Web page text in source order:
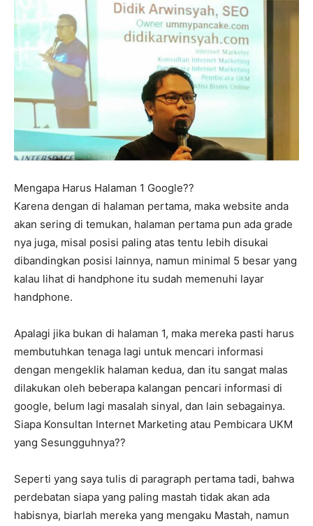
Mengapa Harus Halaman 1 Google??
Karena dengan di halaman pertama, maka website anda
akan sering di temukan, halaman pertama pun ada grade
nya juga, misal posisi paling atas tentu lebih disukai
dibandingkan posisi lainnya, namun minimal 5 besar yang
kalau lihat di handphone itu sudah memenuhi layar
handphone.
Apalagi jika bukan di halaman 1, maka mereka pasti harus
membutuhkan tenaga lagi untuk mencari informasi
dengan mengeklik halaman kedua, dan itu sangat malas
dilakukan oleh beberapa kalangan pencari informasi di
google, belum lagi masalah sinyal, dan lain sebagainya.
Siapa Konsultan Internet Marketing atau Pembicara UKM
yang Sesungguhnya??
Seperti yang saya tulis di paragraph pertama tadi, bahwa
perdebatan siapa yang paling mastah tidak akan ada
habisnya, biarlah mereka yang mengaku Mastah, namun